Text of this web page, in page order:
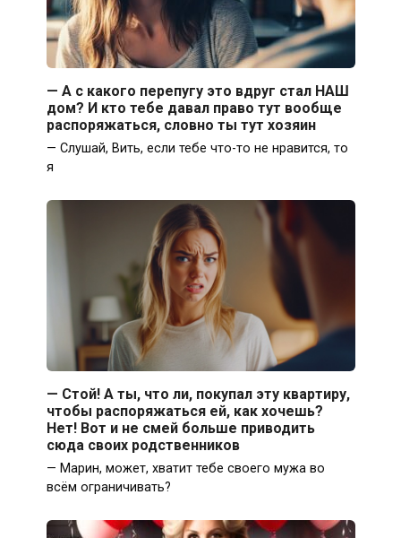
— А с какого перепугу это вдруг стал НАШ
дом? И кто тебе давал право тут вообще
распоряжаться, словно ты тут хозяин
— Слушай, Вить, если тебе что-то не нравится, то
я
— Стой! А ты, что ли, покупал эту квартиру,
чтобы распоряжаться ей, как хочешь?
Нет! Вот и не смей больше приводить
сюда своих родственников
— Марин, может, хватит тебе своего мужа во
всём ограничивать?